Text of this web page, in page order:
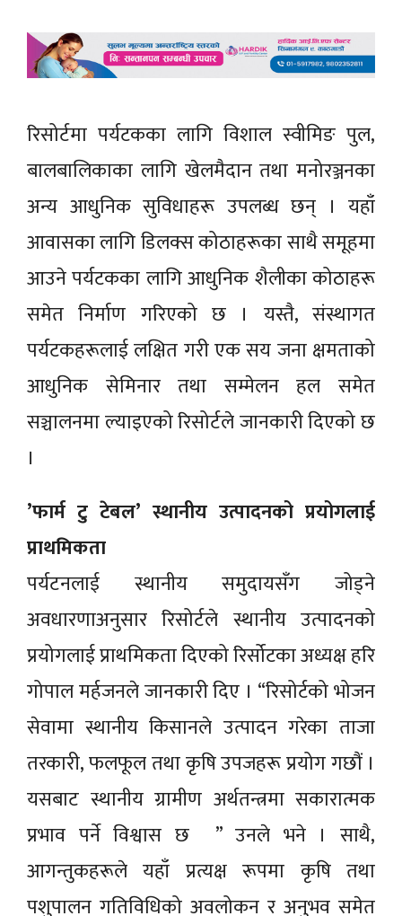
रिसोर्टमा पर्यटकका लागि विशाल स्वीमिङ पुल,
बालबालिकाका लागि खेलमैदान तथा मनोरञ्जनका
अन्य आधुनिक सुविधाहरू उपलब्ध छन् । यहाँ
आवासका लागि डिलक्स कोठाहरूका साथै समूहमा
आउने पर्यटकका लागि आधुनिक शैलीका कोठाहरू
समेत निर्माण गरिएको छ । यस्तै, संस्थागत
पर्यटकहरूलाई लक्षित गरी एक सय जना क्षमताको
आधुनिक सेमिनार तथा सम्मेलन हल समेत
सञ्चालनमा ल्याइएको रिसोर्टले जानकारी दिएको छ
।
’फार्म टु टेबल’ स्थानीय उत्पादनको प्रयोगलाई
प्राथमिकता
पर्यटनलाई स्थानीय समुदायसँग जोड्ने
अवधारणाअनुसार रिसोर्टले स्थानीय उत्पादनको
प्रयोगलाई प्राथमिकता दिएको रिर्सोटका अध्यक्ष हरि
गोपाल मर्हजनले जानकारी दिए । “रिसोर्टको भोजन
सेवामा स्थानीय किसानले उत्पादन गरेका ताजा
तरकारी, फलफूल तथा कृषि उपजहरू प्रयोग गछौं ।
यसबाट स्थानीय ग्रामीण अर्थतन्त्रमा सकारात्मक
प्रभाव पर्ने विश्वास छ ” उनले भने । साथै,
आगन्तुकहरूले यहाँ प्रत्यक्ष रूपमा कृषि तथा
पशुपालन गतिविधिको अवलोकन र अनुभव समेत